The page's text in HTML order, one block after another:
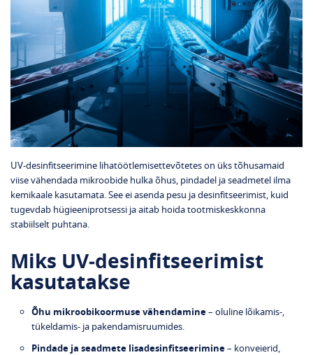
UV‑desinfitseerimine lihatöötlemisettevõtetes on üks tõhusamaid
viise vähendada mikroobide hulka õhus, pindadel ja seadmetel ilma
kemikaale kasutamata. See ei asenda pesu ja desinfitseerimist, kuid
tugevdab hügieeniprotsessi ja aitab hoida tootmiskeskkonna
stabiilselt puhtana.
Miks UV‑desinfitseerimist
kasutatakse
Õhu mikroobikoormuse vähendamine– oluline lõikamis-,
tükeldamis- ja pakendamisruumides.
Pindade ja seadmete lisadesinfitseerimine– konveierid,